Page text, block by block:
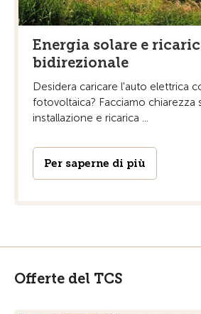
Energia solare e
bidirezionale
Desidera caricare l'auto elettrica
fotovoltaica? Facciamo chiarezza
installazione e ricarica ...
Per saperne di più
Offerte del TCS